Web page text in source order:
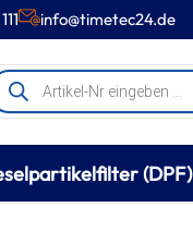
info@timetec24.de
(DPF)